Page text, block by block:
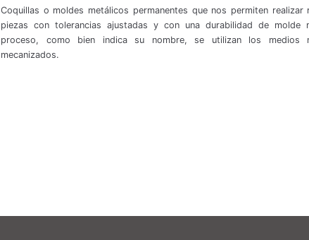
Coquillas o moldes metálicos permanentes que nos permiten realizar
piezas con tolerancias ajustadas y con una durabilidad de molde
proceso, como bien indica su nombre, se utilizan los medios
mecanizados.